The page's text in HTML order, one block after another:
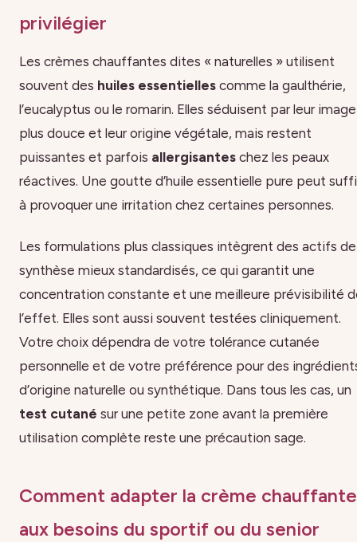
privilégier
Les crèmes chauffantes dites « naturelles » utilisent
souvent des huiles essentielles comme la gaulthérie,
l’eucalyptus ou le romarin. Elles séduisent par leur image
plus douce et leur origine végétale, mais restent
puissantes et parfois allergisantes chez les peaux
réactives. Une goutte d’huile essentielle pure peut
à provoquer une irritation chez certaines personnes.
Les formulations plus classiques intègrent des actifs de
synthèse mieux standardisés, ce qui garantit une
concentration constante et une meilleure prévisibilité
l’effet. Elles sont aussi souvent testées cliniquement.
Votre choix dépendra de votre tolérance cutanée
personnelle et de votre préférence pour des
d’origine naturelle ou synthétique. Dans tous les cas, un
test cutané sur une petite zone avant la première
utilisation complète reste une précaution sage.
Comment adapter la crème chauffante
aux besoins du sportif ou du senior